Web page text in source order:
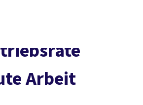
Service
Arbeit